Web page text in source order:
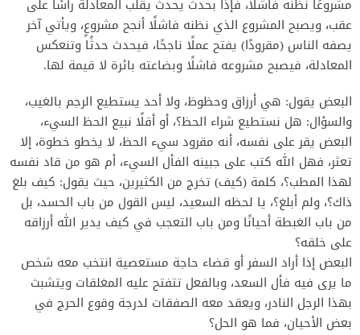
مشروعًا نظنه فاشلًا، فإذا بحدث يحدث يقلب المعادلة رأسًا على
عقب، ويصبح المشروع الذي نظنه فاشلًا أنجح مشروعٍ، ويأتي آخر
يصفه الناس (مقرودًا) يفتح عملًا ناجحًا، فيحدث حدثًا وتنعكس
المعادلة، فيصبح مشروعه فاشلًا وبضاعته بائرة لا قيمة لها.
‎البعض يقول: هي أرزاق وحظوظ، ولا أحد يستطيع الرجم بالغيب،
والسؤال: هل نستطيع شراء الحظ؟، أو أقلًا نبيع الحظ السيء،
البعض يقر على نفسه، أنه مقرود سيء الحظ، لا يخطو خطوة، إلا
تعثر، فهل الله كتب على جبينه الفأل السيء، أم هو من قاد نفسه
لهذا المطب؟، كلمة (كيف) تخرج من الكثيرين، حيث يقول: كيف بلغ
ذاك؟، ولم أبلغ؟، يا لحظه السعيد، ليس القول من باب الحسد، بل
من باب الغبطة أحيانًا ومن باب التعجب في كيف يدير الله أرزاقه
على خلقه؟
‎البعض إذا أراد السفر أو قضاء حاجة مستعصية انتخب معه شخص
ما يرى فيه فأل السعد، وبالفعل تتفتح عليه المغلقات ويتشبث
بهذا الرجل النادر، ويعقد معه الصفقات لدرجة وقوع الحرج في
بعض الأحيان، فما هو الحل؟